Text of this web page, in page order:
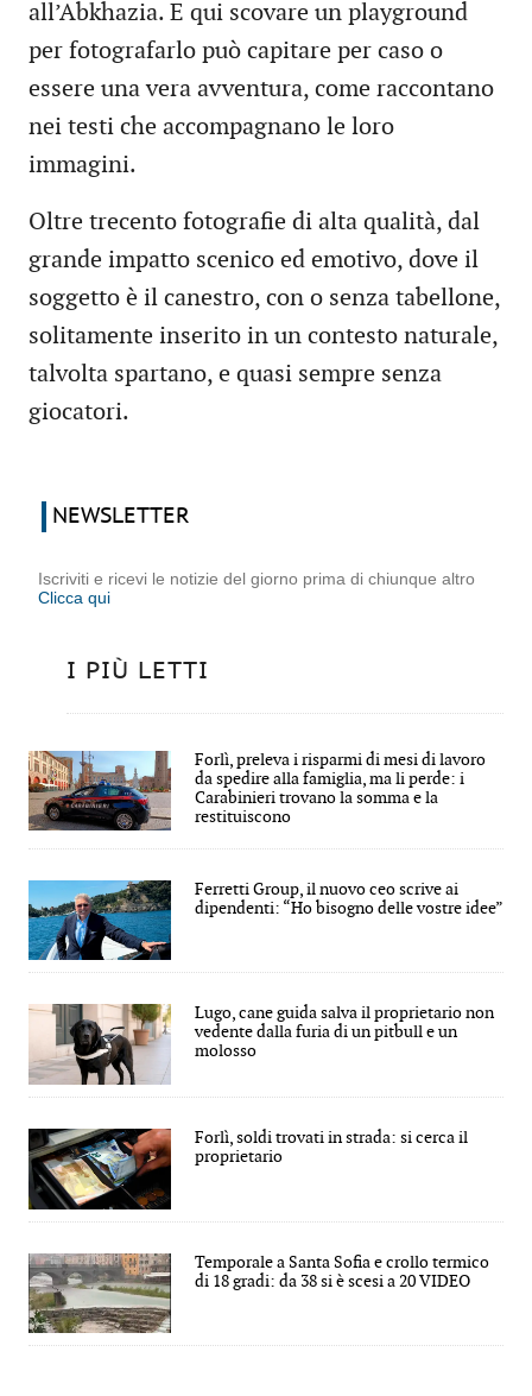
all’Abkhazia. E qui scovare un playground
per fotografarlo può capitare per caso o
essere una vera avventura, come raccontano
nei testi che accompagnano le loro
immagini.
Oltre trecento fotografie di alta qualità, dal
grande impatto scenico ed emotivo, dove il
soggetto è il canestro, con o senza tabellone,
solitamente inserito in un contesto naturale,
talvolta spartano, e quasi sempre senza
giocatori.
NEWSLETTER
Iscriviti e ricevi le notizie del giorno prima di chiunque altro
Clicca qui
I PIÙ LETTI
Forlì, preleva i risparmi di mesi di lavoro
da spedire alla famiglia, ma li perde: i
Carabinieri trovano la somma e la
restituiscono
Ferretti Group, il nuovo ceo scrive ai
dipendenti: “Ho bisogno delle vostre idee”
Lugo, cane guida salva il proprietario non
vedente dalla furia di un pitbull e un
molosso
Forlì, soldi trovati in strada: si cerca il
proprietario
Temporale a Santa Sofia e crollo termico
di 18 gradi: da 38 si è scesi a 20 VIDEO